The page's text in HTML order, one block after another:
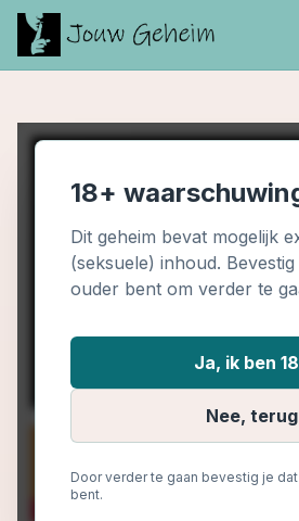
18+
Dit geheim bevat mogelijk
(seksuele) inhoud.
ouder bent om verder te
Ja, ik ben
Nee, terug
Door verder te gaan bevestig je
bent.